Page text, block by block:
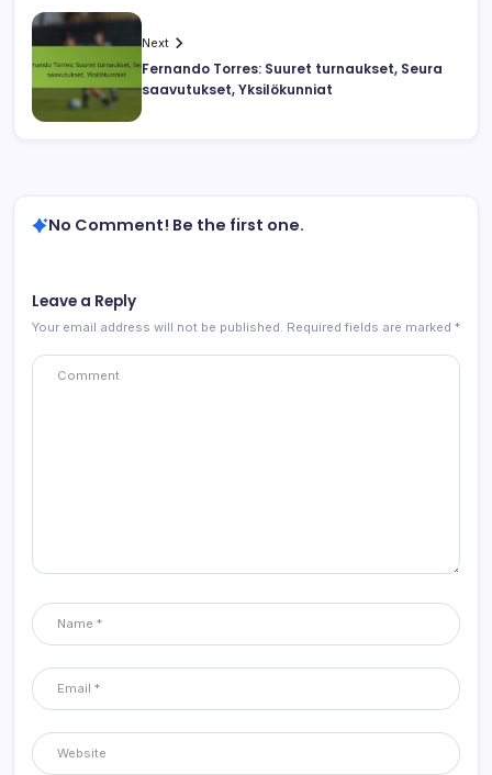
Next
Fernando Torres: Suuret turnaukset, Seura
saavutukset, Yksilökunniat
No Comment! Be the first one.
Leave a Reply
Your email address will not be published. Required fields are marked *